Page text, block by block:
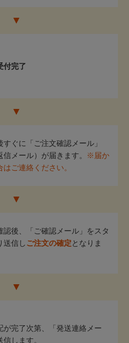
付完了
すぐに「ご注文確認メール」
信メール）が届きます。
※届か
はご連絡ください。
認後、「ご確認メール」をスタ
送信し ご注文の確定となりま
が完了次第、「発送連絡メー
信します。